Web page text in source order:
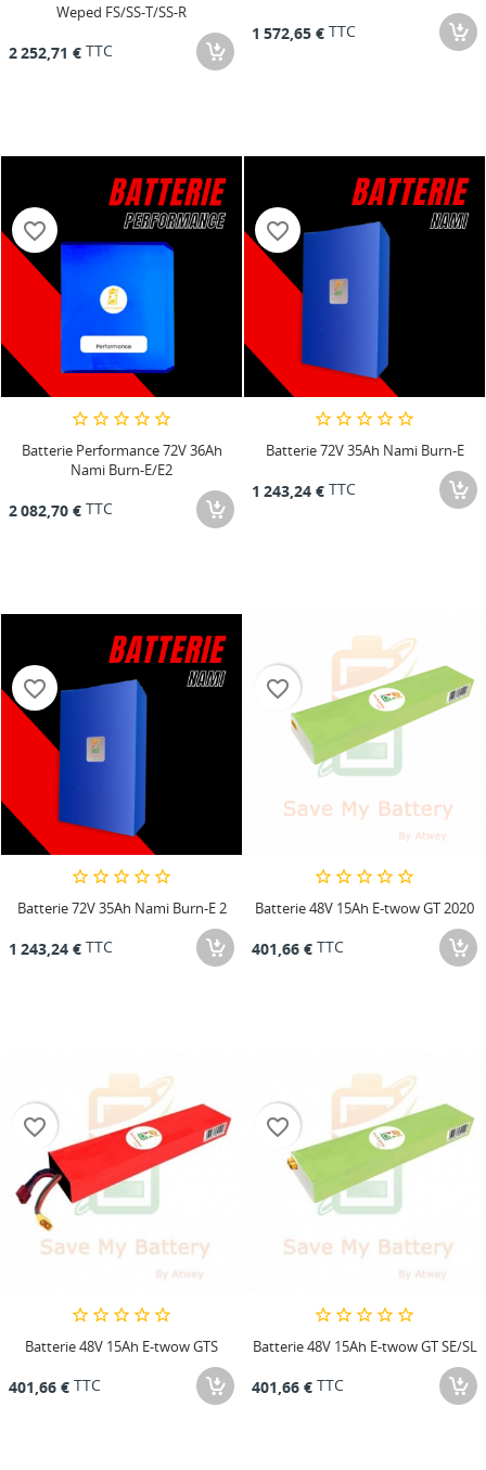
Weped FS/SS-T/SS-R
2 252,71 € TTC
1 572,65 € TTC
Batterie Performance 72V 36Ah
Nami Burn-E/E2
2 082,70 € TTC
favorite_border
Batterie 72V 35Ah Nami Burn-E
1 243,24 € TTC
favorite_border
Batterie 72V 35Ah Nami Burn-E 2
1 243,24 € TTC
favorite_border
Batterie 48V 15Ah E-twow GT 2020
401,66 € TTC
favorite_border
Batterie 48V 15Ah E-twow GTS
401,66 € TTC
favorite_border
Batterie 48V 15Ah E-twow GT SE/SL
401,66 € TTC
favorite_border